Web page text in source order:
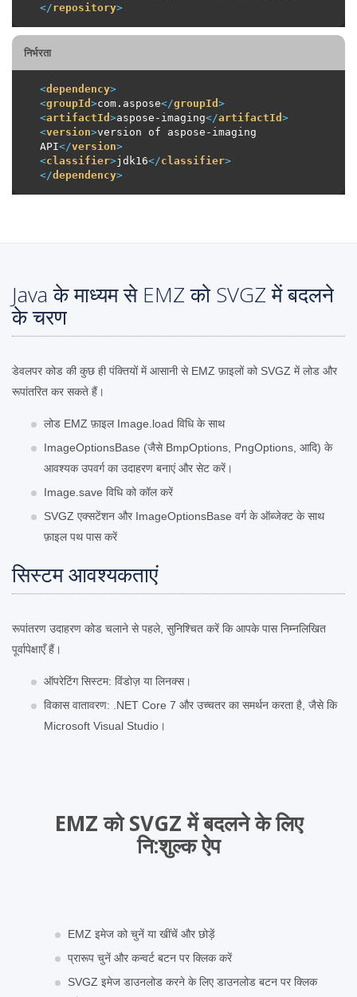
</repository>
निर्भरता
<dependency>
<groupId >com.aspose</groupId >
<artifactId >aspose-imaging</artifactId >
<version>version of aspose-imaging
API</version>
<classifier>jdk16</classifier>
</dependency>
Java के माध्यम से EMZ को SVGZ में बदलने
के चरण
डेवलपर कोड की कुछ ही पंक्तियों में आसानी से EMZ फ़ाइलों को SVGZ में लोड और
रूपांतरित कर सकते हैं।
लोड EMZ फ़ाइल Image.load विधि के साथ
ImageOptionsBase (जैसे BmpOptions, PngOptions, आदि) के
आवश्यक उपवर्ग का उदाहरण बनाएं और सेट करें।
Image.save विधि को कॉल करें
SVGZ एक्सटेंशन और ImageOptionsBase वर्ग के ऑब्जेक्ट के साथ
फ़ाइल पथ पास करें
सिस्टम आवश्यकताएं
रूपांतरण उदाहरण कोड चलाने से पहले, सुनिश्चित करें कि आपके पास निम्नलिखित
पूर्वापेक्षाएँ हैं।
ऑपरेटिंग सिस्टम: विंडोज़ या लिनक्स।
विकास वातावरण: .NET Core 7 और उच्चतर का समर्थन करता है, जैसे कि
Microsoft Visual Studio।
EMZ को SVGZ में बदलने के लिए
नि:शुल्‍क ऐप
EMZ इमेज को चुनें या खींचें और छोड़ें
प्रारूप चुनें और कन्वर्ट बटन पर क्लिक करें
SVGZ इमेज डाउनलोड करने के लिए डाउनलोड बटन पर क्लिक